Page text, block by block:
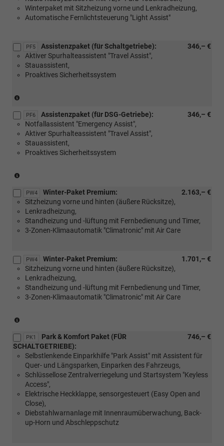
Winterpaket mit Sitzheizung vorne und Lenkradheizung,
Automatische Fernlichtsteuerung "Light Assist"
PF5 346,– €
Assistenzpaket (für Schaltgetriebe):
Aktiver Spurhalteassistent "Travel Assist",
Stauassistent,
Proaktives Sicherheitssystem
Schaltgetriebe)
PF6 346,– €
Assistenzpaket (für DSG-Getriebe):
Notfallassistent "Emergency Assist",
Aktiver Spurhalteassistent "Travel Assist",
Stauassistent,
Proaktives Sicherheitssystem
DSG-
Getriebe)
PW4 2.163,– €
Winter-Paket Premium:
Sitzheizung vorne und hinten (äußere Rücksitze),
Lenkradheizung,
Standheizung und -lüftung mit Fernbedienung und Timer,
3-Zonen-Klimaautomatik "Climatronic" mit Air Care
PW4 1.701,– €
Winter-Paket Premium:
Sitzheizung vorne und hinten (äußere Rücksitze),
Lenkradheizung,
Standheizung und -lüftung mit Fernbedienung und Timer,
3-Zonen-Klimaautomatik "Climatronic" mit Air Care
Verbinding
mit:
[W50]
Angebotspaket
"Komfort")
PK1 746,– €
Park & Komfort Paket (FÜR
SCHALTGETRIEBE):
Selbstlenkende Einparkhilfe "Park Assist" mit Assistent für
Quer- und Längsparken, Einparken des Fahrzeugs,
Schlüssellose Zentralverriegelung und Startsystem "Keyless
Access",
Elektrische Heckklappe, sensorgesteuert (Easy Open and
Close),
Diebstahlwarnanlage mit Innenraumüberwachung, Back-
up-Horn und Abschleppschutz